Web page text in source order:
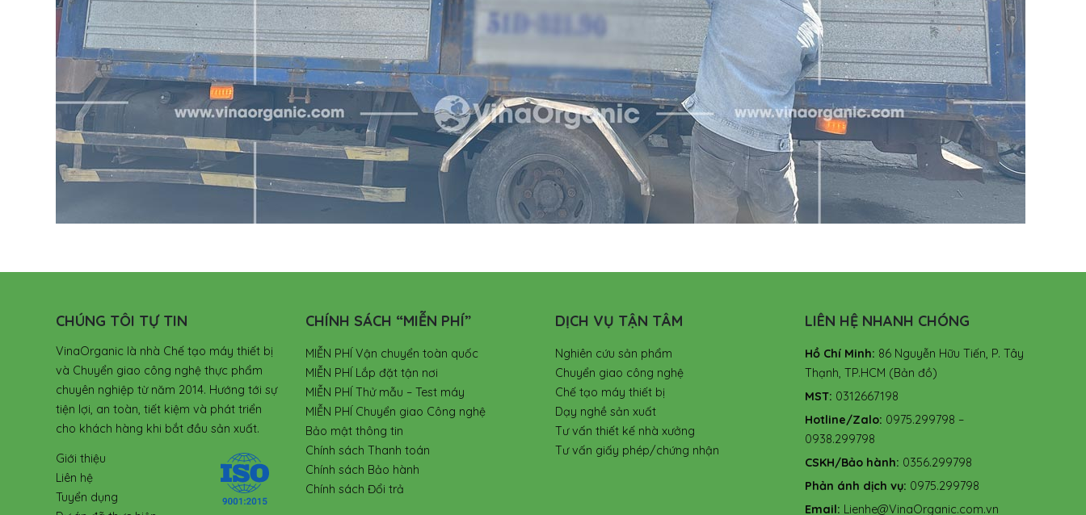
CHÚNG TÔI TỰ TIN
VinaOrganic là nhà Chế tạo máy thiết bị
và Chuyển giao công nghệ thực phẩm
chuyên nghiệp từ năm 2014. Hướng tới sự
tiện lợi, an toàn, tiết kiệm và phát triển
cho khách hàng khi bắt đầu sản xuất.
Giới thiệu
Liên hệ
Tuyển dụng
CHÍNH SÁCH “MIỄN PHÍ”
MIỄN PHÍ Vận chuyển toàn quốc
MIỄN PHÍ Lắp đặt tận nơi
MIỄN PHÍ Thử mẫu – Test máy
MIỄN PHÍ Chuyển giao Công nghệ
Bảo mật thông tin
Chính sách Thanh toán
Chính sách Bảo hành
Chính sách Đổi trả
DỊCH VỤ TẬN TÂM
Nghiên cứu sản phẩm
Chuyển giao công nghệ
Chế tạo máy thiết bị
Dạy nghề sản xuất
Tư vấn thiết kế nhà xưởng
Tư vấn giấy phép/chứng nhận
LIÊN HỆ NHANH CHÓNG
Hồ Chí Minh: 86 Nguyễn Hữu Tiến, P. Tây
Thạnh, TP.HCM (Bản đồ)
MST: 0312667198
Hotline/Zalo: 0975.299798 –
0938.299798
CSKH/Bảo hành: 0356.299798
Phản ánh dịch vụ: 0975.299798
Email: Lienhe@VinaOrganic.com.vn